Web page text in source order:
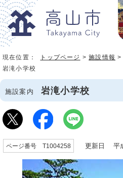
現在位置： トップページ >施設情報 >
岩滝小学校
施設案内 岩滝小学校
ページ番号 T1004258 更新日 平成